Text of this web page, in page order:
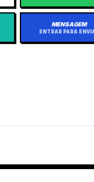
MENSAGEM
ENTRAR PARA